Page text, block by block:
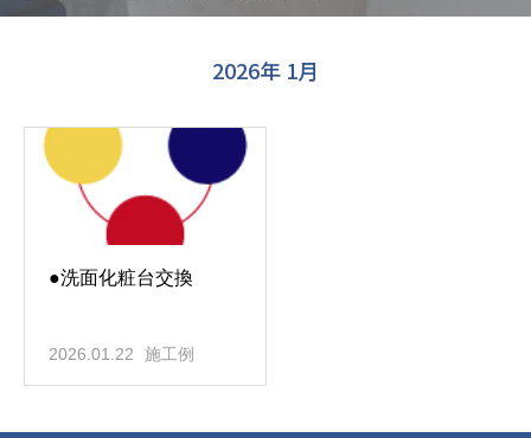
2026年 1月
●洗面化粧台交換
2026.01.22 施工例